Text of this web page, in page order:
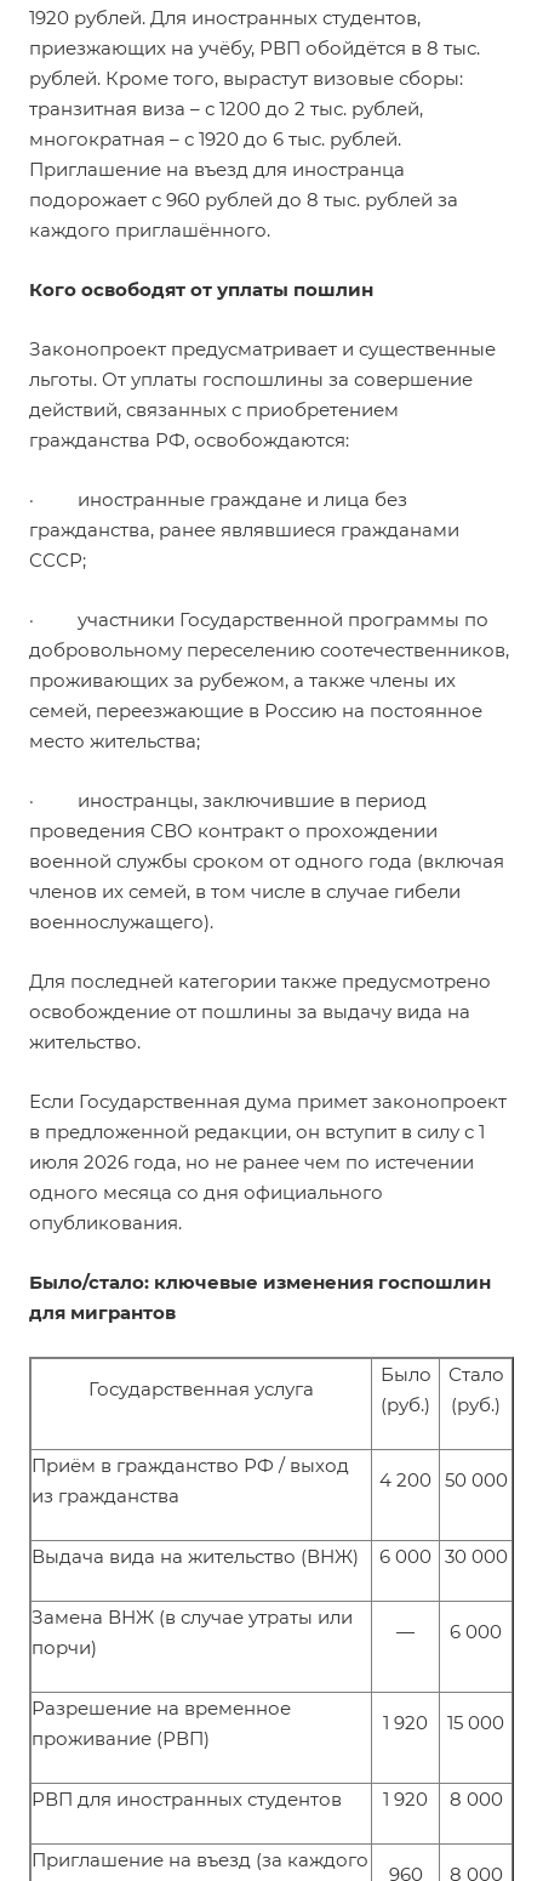
1920 рублей. Для иностранных студентов,
приезжающих на учёбу, РВП обойдётся в 8 тыс.
рублей. Кроме того, вырастут визовые сборы:
транзитная виза – с 1200 до 2 тыс. рублей,
многократная – с 1920 до 6 тыс. рублей.
Приглашение на въезд для иностранца
подорожает с 960 рублей до 8 тыс. рублей за
каждого приглашённого.
Кого освободят от уплаты пошлин
Законопроект предусматривает и существенные
льготы. От уплаты госпошлины за совершение
действий, связанных с приобретением
гражданства РФ, освобождаются:
· иностранные граждане и лица без
гражданства, ранее являвшиеся гражданами
СССР;
· участники Государственной программы по
добровольному переселению соотечественников,
проживающих за рубежом, а также члены их
семей, переезжающие в Россию на постоянное
место жительства;
· иностранцы, заключившие в период
проведения СВО контракт о прохождении
военной службы сроком от одного года (включая
членов их семей, в том числе в случае гибели
военнослужащего).
Для последней категории также предусмотрено
освобождение от пошлины за выдачу вида на
жительство.
Если Государственная дума примет законопроект
в предложенной редакции, он вступит в силу с 1
июля 2026 года, но не ранее чем по истечении
одного месяца со дня официального
опубликования.
Было/стало: ключевые изменения госпошлин
для мигрантов
Государственная услуга
Было
(руб.)
Стало
(руб.)
Приём в гражданство РФ / выход
из гражданства
4 200 50 000
Выдача вида на жительство (ВНЖ) 6 000 30 000
Замена ВНЖ (в случае утраты или
порчи)
— 6 000
Разрешение на временное
проживание (РВП)
1 920 15 000
РВП для иностранных студентов 1 920 8 000
Приглашение на въезд (за каждого
960 8 000